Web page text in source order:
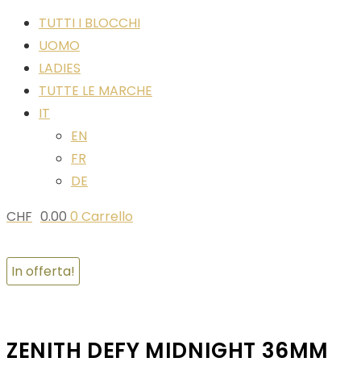
TUTTI I BLOCCHI
UOMO
LADIES
TUTTE LE MARCHE
IT
EN
FR
DE
CHF 0.00 0 Carrello
In offerta!
ZENITH DEFY MIDNIGHT 36MM